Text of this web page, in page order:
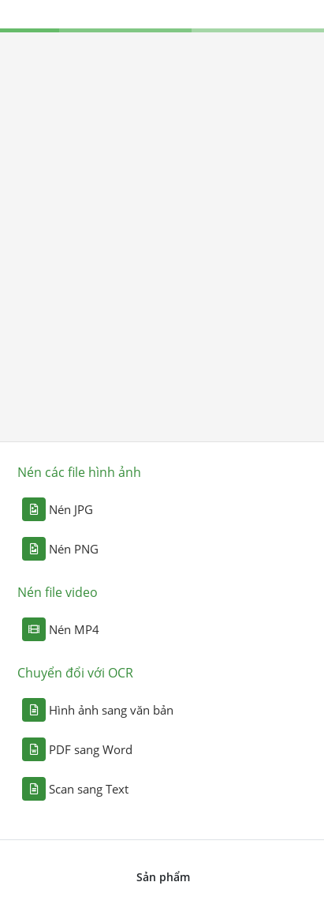
Nén các file hình ảnh
Nén JPG
Nén PNG
Nén file video
Nén MP4
Chuyển đổi với OCR
Hình ảnh sang văn bản
PDF sang Word
Scan sang Text
Sản phẩm